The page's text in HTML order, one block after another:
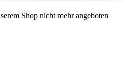
Shop nicht mehr angeboten